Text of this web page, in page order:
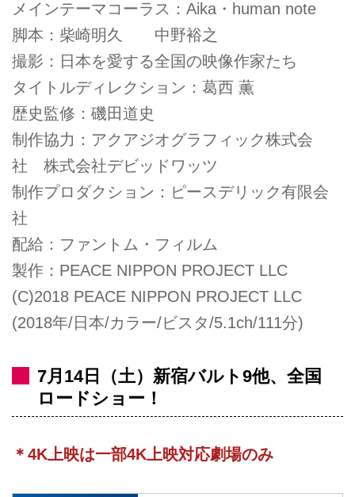
メインテーマコーラス：Aika・human note
脚本：柴崎明久 中野裕之
撮影：日本を愛する全国の映像作家たち
タイトルディレクション：葛西 薫
歴史監修：磯田道史
制作協力：アクアジオグラフィック株式会
社 株式会社デビッドワッツ
制作プロダクション：ピースデリック有限会
社
配給：ファントム・フィルム
製作：PEACE NIPPON PROJECT LLC
(C)2018 PEACE NIPPON PROJECT LLC
(2018年/日本/カラー/ビスタ/5.1ch/111分)
7月14日（土）新宿バルト9他、全国
ロードショー！
＊4K上映は一部4K上映対応劇場のみ